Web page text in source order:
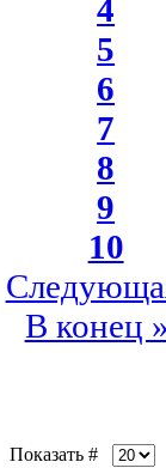
4
5
6
7
8
9
10
В конец
Показать #